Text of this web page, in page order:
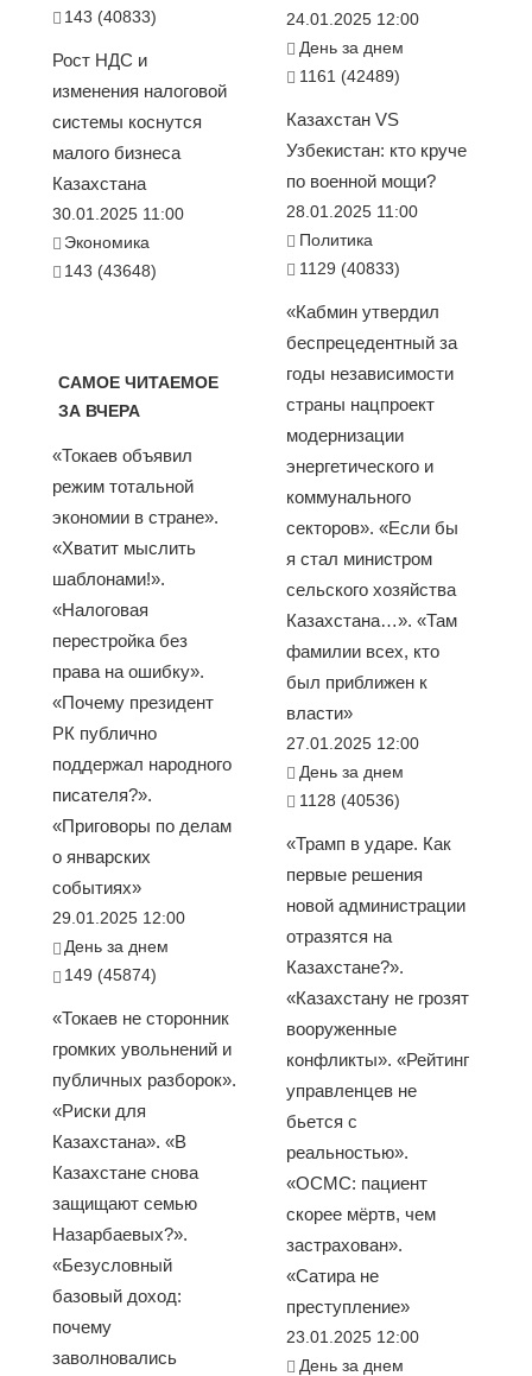
143 (40833)
Рост НДС и
изменения налоговой
системы коснутся
малого бизнеса
Казахстана
30.01.2025 11:00
Экономика
143 (43648)
САМОЕ ЧИТАЕМОЕ
ЗА ВЧЕРА
«Токаев объявил
режим тотальной
экономии в стране».
«Хватит мыслить
шаблонами!».
«Налоговая
перестройка без
права на ошибку».
«Почему президент
РК публично
поддержал народного
писателя?».
«Приговоры по делам
о январских
событиях»
29.01.2025 12:00
День за днем
149 (45874)
«Токаев не сторонник
громких увольнений и
публичных разборок».
«Риски для
Казахстана». «В
Казахстане снова
защищают семью
Назарбаевых?».
«Безусловный
базовый доход:
почему
заволновались
24.01.2025 12:00
День за днем
1161 (42489)
Казахстан VS
Узбекистан: кто круче
по военной мощи?
28.01.2025 11:00
Политика
1129 (40833)
«Кабмин утвердил
беспрецедентный за
годы независимости
страны нацпроект
модернизации
энергетического и
коммунального
секторов». «Если бы
я стал министром
сельского хозяйства
Казахстана…». «Там
фамилии всех, кто
был приближен к
власти»
27.01.2025 12:00
День за днем
1128 (40536)
«Трамп в ударе. Как
первые решения
новой администрации
отразятся на
Казахстане?».
«Казахстану не грозят
вооруженные
конфликты». «Рейтинг
управленцев не
бьется с
реальностью».
«ОСМС: пациент
скорее мёртв, чем
застрахован».
«Сатира не
преступление»
23.01.2025 12:00
День за днем